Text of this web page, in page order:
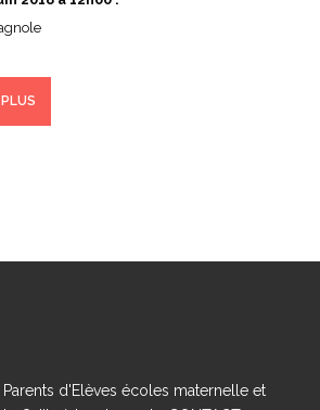
d'Elèves écoles maternelle et